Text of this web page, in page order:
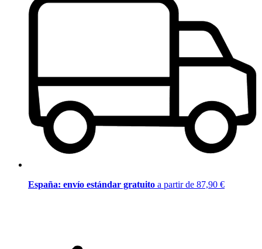
España: envío estándar gratuito a partir de 87,90 €